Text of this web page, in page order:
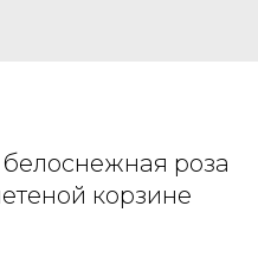
роза
корзине